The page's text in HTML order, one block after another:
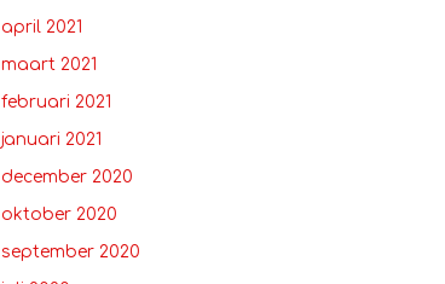
april 2021
maart 2021
februari 2021
januari 2021
december 2020
oktober 2020
september 2020